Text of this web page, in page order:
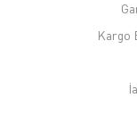
Kargo